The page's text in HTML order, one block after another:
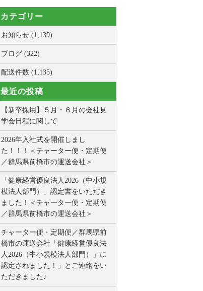
カテゴリー
お知らせ (1,139)
ブログ (322)
配送件数 (1,135)
最近の投稿
【新卒採用】５月・６月の会社見
学会日程に関して
2026年入社式を開催しまし
た！！！＜チャーター便・定期便
／群馬県前橋市の運送会社＞
「健康経営優良法人2026（中小規
模法人部門）」認定書をいただき
ました！＜チャーター便・定期便
／群馬県前橋市の運送会社＞
チャーター便・定期便／群馬県前
橋市の運送会社「健康経営優良法
人2026（中小規模法人部門）」に
認定されました！」とご連絡をい
ただきました♪